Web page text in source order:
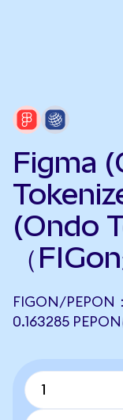
Figma
(Ondo
（
FIGON/PEPON
0.163285